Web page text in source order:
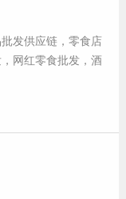
发供应链，零食店
网红零食批发，酒